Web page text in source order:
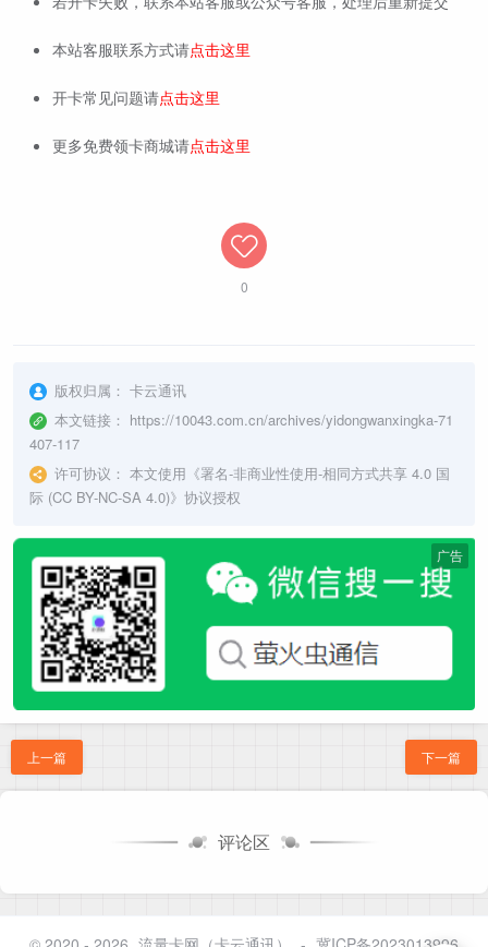
本站客服联系方式请点击这里
开卡常见问题请点击这里
更多免费领卡商城请点击这里
0
版权归属： 卡云通讯
本文链接： https://10043.com.cn/archives/yidongwanxingka-71
407-117
许可协议： 本文使用《署名-非商业性使用-相同方式共享 4.0 国
际 (CC BY-NC-SA 4.0)》协议授权
广告
上一篇 下一篇
评论区